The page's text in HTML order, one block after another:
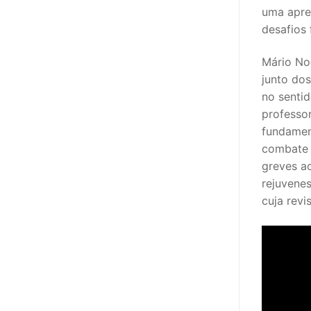
Legislação
Sectores
PRÉ-ESCOLAR
1º CICLO
2º/3º CEB /
uma
desafios
Mário
junto
no
greves
cuja